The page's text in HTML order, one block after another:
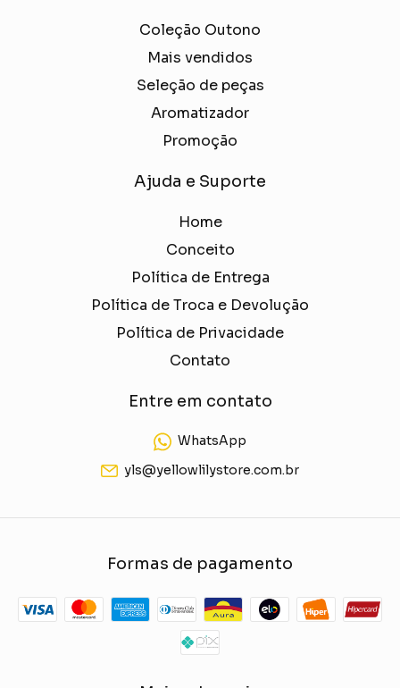
Coleção Outono
Mais vendidos
Seleção de peças
Aromatizador
Promoção
Ajuda e Suporte
Home
Conceito
Política de Entrega
Política de Troca e Devolução
Política de Privacidade
Contato
Entre em contato
WhatsApp
yls@yellowlilystore.com.br
Formas de pagamento